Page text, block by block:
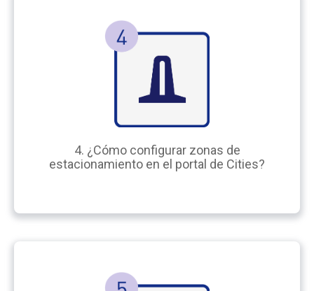
4. ¿Cómo configurar zonas de
estacionamiento en el portal de Cities?